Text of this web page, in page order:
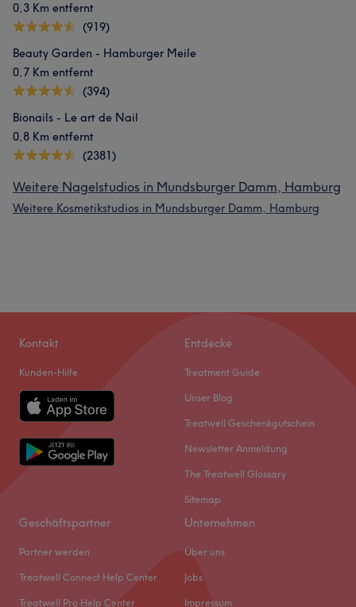
0,3 Km entfernt
(919)
Beauty Garden - Hamburger Meile
0,7 Km entfernt
(394)
Bionails - Le art de Nail
0,8 Km entfernt
(2381)
Weitere Nagelstudios in Mundsburger Damm, Hamburg
Weitere Kosmetikstudios in Mundsburger Damm, Hamburg
Kontakt
Kunden-Hilfe
Entdecke
Treatment Guide
Unser Blog
Treatwell Geschenkgutschein
Newsletter Anmeldung
The Treatwell Glossary
Sitemap
Geschäftspartner
Partner werden
Treatwell Connect Help Center
Treatwell Pro Help Center
Unternehmen
Über uns
Jobs
Impressum